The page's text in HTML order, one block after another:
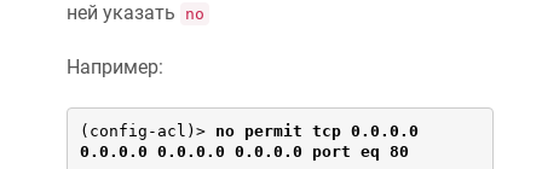
ней указать
no
Например:
(config-acl)> no permit tcp 0.0.0.0
0.0.0.0 0.0.0.0 0.0.0.0 port eq 80